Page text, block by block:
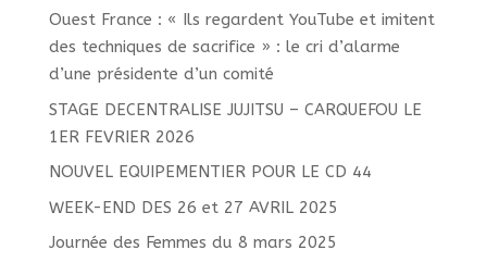
Ouest France : « Ils regardent YouTube et imitent
des techniques de sacrifice » : le cri d’alarme
d’une présidente d’un comité
STAGE DECENTRALISE JUJITSU – CARQUEFOU LE
1ER FEVRIER 2026
NOUVEL EQUIPEMENTIER POUR LE CD 44
WEEK-END DES 26 et 27 AVRIL 2025
Journée des Femmes du 8 mars 2025